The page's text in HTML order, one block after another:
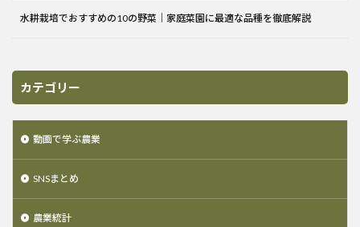
水耕栽培でおすすめの10の野菜｜家庭菜園に最適な品種を徹底解説
カテゴリー
動画で学ぶ農業
SNSまとめ
農業統計